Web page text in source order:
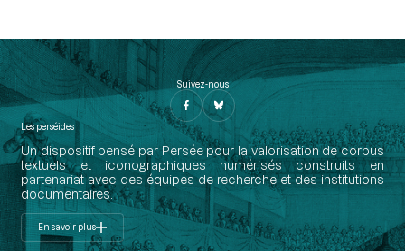
Suivez-nous
Les perséides
Un dispositif pensé par Persée pour la valorisation de corpus
textuels et iconographiques numérisés construits en
partenariat avec des équipes de recherche et des institutions
documentaires.
En savoir plus